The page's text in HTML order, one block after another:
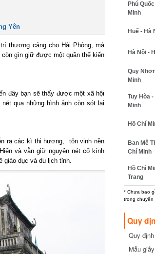
Yên
thương cảng cho Hải Phòng, mà
gìn giữ được một quần thể kiến
đây bạn sẽ thấy được một xã hội
qua những hình ảnh còn sót lại
ra các kì thi hương, tôn vinh nền
và vẫn giữ nguyên nét cổ kính
dục và du lịch tỉnh.
Phú Quốc
Minh
Huế - Hà
Hà Nội -
Quy Nhơn
Minh
Tuy Hòa -
Minh
Hồ Chí
Ban Mê
Chí Minh
Hồ Chí
Trang
* Chưa bao
trong chuyến
Quy
Quy
cần biết
Mẫu